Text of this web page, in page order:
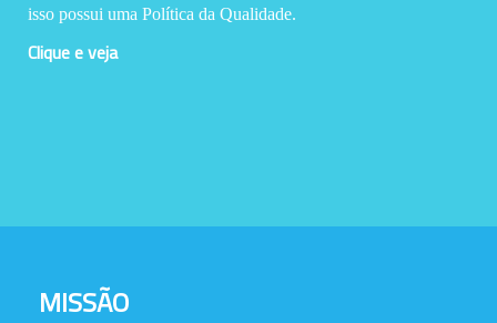
isso possui uma Política da Qualidade.
Clique e veja
MISSÃO